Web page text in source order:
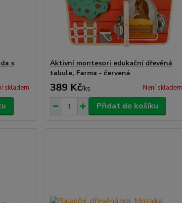
s
skladem
Aktivní montesori edukační dřevěná
tabule, Farma - červená
389 Kč/ks Není skladem
Přidat do košíku